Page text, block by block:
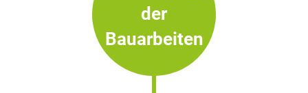
der
Bauarbeiten